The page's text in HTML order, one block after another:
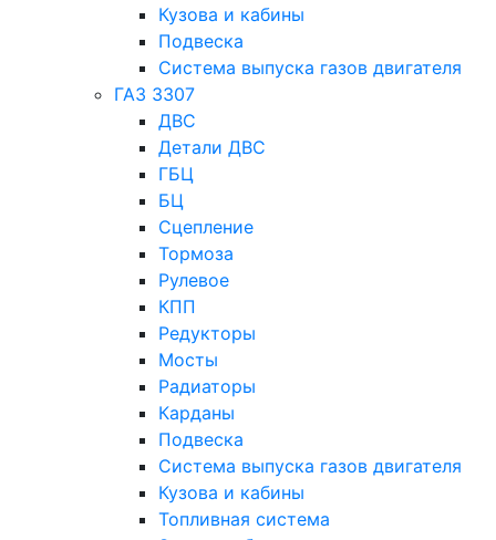
Кузова и кабины
Подвеска
Система выпуска газов двигателя
ГАЗ 3307
ДВС
Детали ДВС
ГБЦ
БЦ
Сцепление
Тормоза
Рулевое
КПП
Редукторы
Мосты
Радиаторы
Карданы
Подвеска
Система выпуска газов двигателя
Кузова и кабины
Топливная система